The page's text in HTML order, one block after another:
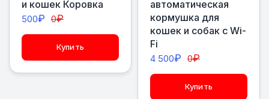
и кошек Коровка
500₽ 0₽
Купить
автоматическая
кормушка для
кошек и собак с Wi-
Fi
4 500₽ 0₽
Купить